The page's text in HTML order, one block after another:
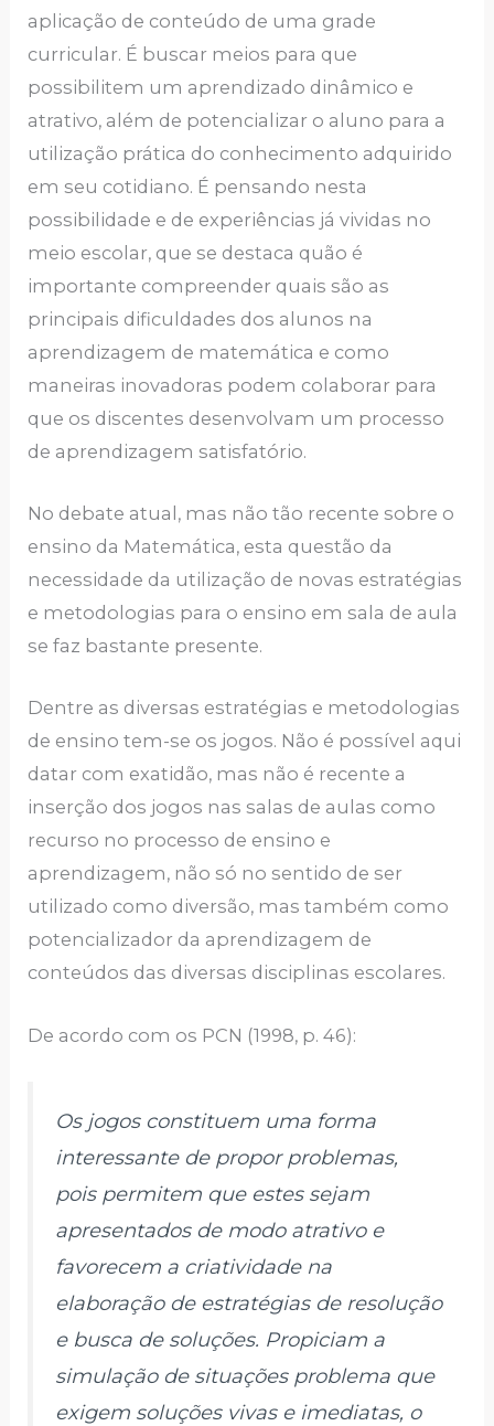
aplicação de conteúdo de uma grade
curricular. É buscar meios para que
possibilitem um aprendizado dinâmico e
atrativo, além de potencializar o aluno para a
utilização prática do conhecimento adquirido
em seu cotidiano. É pensando nesta
possibilidade e de experiências já vividas no
meio escolar, que se destaca quão é
importante compreender quais são as
principais dificuldades dos alunos na
aprendizagem de matemática e como
maneiras inovadoras podem colaborar para
que os discentes desenvolvam um processo
de aprendizagem satisfatório.
No debate atual, mas não tão recente sobre o
ensino da Matemática, esta questão da
necessidade da utilização de novas estratégias
e metodologias para o ensino em sala de aula
se faz bastante presente.
Dentre as diversas estratégias e metodologias
de ensino tem-se os jogos. Não é possível aqui
datar com exatidão, mas não é recente a
inserção dos jogos nas salas de aulas como
recurso no processo de ensino e
aprendizagem, não só no sentido de ser
utilizado como diversão, mas também como
potencializador da aprendizagem de
conteúdos das diversas disciplinas escolares.
De acordo com os PCN (1998, p. 46):
Os jogos constituem uma forma
interessante de propor problemas,
pois permitem que estes sejam
apresentados de modo atrativo e
favorecem a criatividade na
elaboração de estratégias de resolução
e busca de soluções. Propiciam a
simulação de situações problema que
exigem soluções vivas e imediatas, o